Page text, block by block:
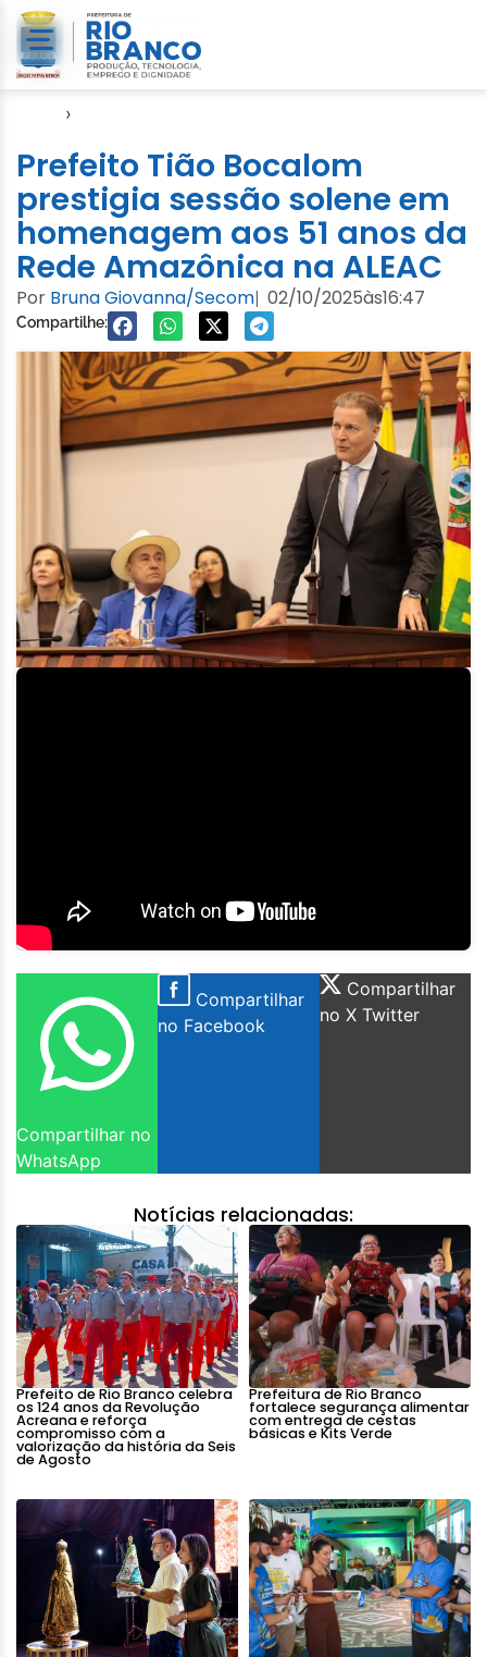
›
Prefeito Tião Bocalom
prestigia sessão solene em
homenagem aos 51 anos da
Rede Amazônica na ALEAC
Por Bruna Giovanna/Secom| 02/10/2025às16:47
Compartilhe:
Compartilhar no
WhatsApp
Compartilhar
no Facebook
Compartilhar
no X Twitter
Notícias relacionadas:
Prefeito de Rio Branco celebra
os 124 anos da Revolução
Acreana e reforça
compromisso com a
valorização da história da Seis
de Agosto
Prefeitura de Rio Branco
fortalece segurança alimentar
com entrega de cestas
básicas e Kits Verde